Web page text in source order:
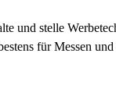
und stelle
für Messen